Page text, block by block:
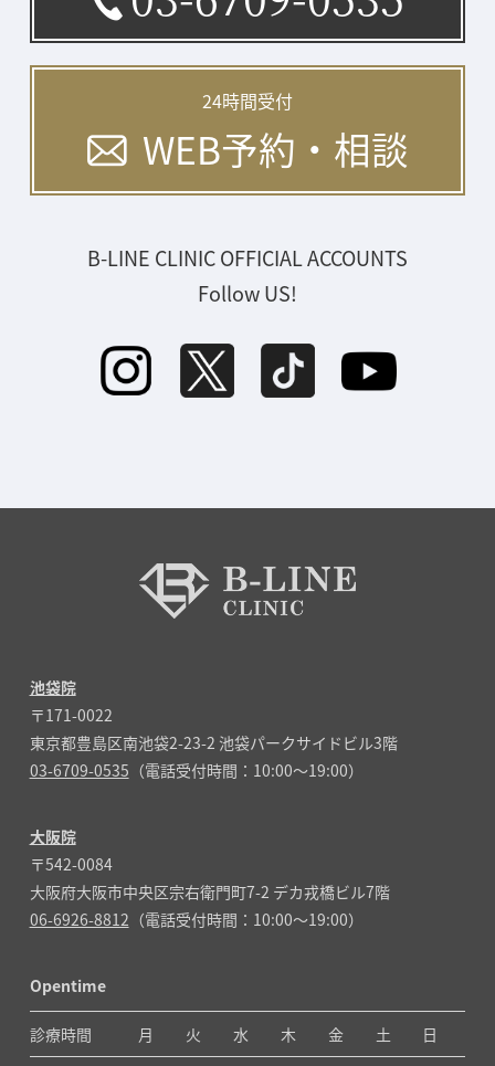
24時間受付
WEB予約・相談
B-LINE CLINIC OFFICIAL ACCOUNTS
Follow US!
池袋院
〒171-0022
東京都豊島区南池袋2-23-2 池袋パークサイドビル3階
03-6709-0535 （電話受付時間：10:00～19:00）
大阪院
〒542-0084
大阪府大阪市中央区宗右衛門町7-2 デカ戎橋ビル7階
06-6926-8812 （電話受付時間：10:00～19:00）
Opentime
診療時間 月 火 水 木 金 土 日